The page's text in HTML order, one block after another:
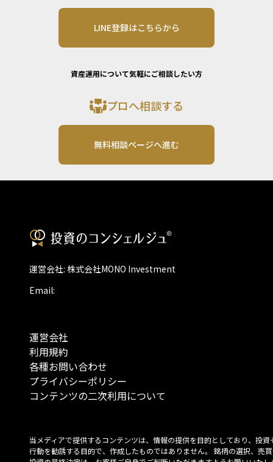
LINE登録はこちらから
資産運用について気軽にご相談したい方
プロへ相談する
無料相談ページへ進む
運営会社: 株式会社MONO Investment
Email:
運営会社
利用規約
各種お問い合わせ
プライバシーポリシー
コンテンツの二次利用について
当メディアで提供するコンテンツは、情報の提供を目的としており、投資
行動を勧誘する目的で、作成したものではありません。 銘柄の選択、売